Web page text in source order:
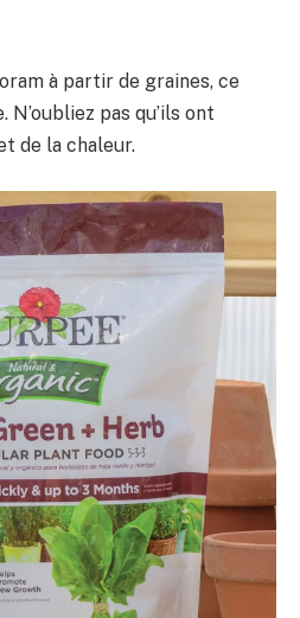
à partir de graines, ce
pas qu’ils ont
de la chaleur.